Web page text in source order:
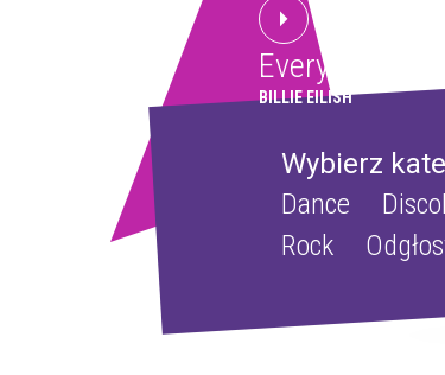
Everything I
BILLIE EILISH
Wybierz
Dance
Rock